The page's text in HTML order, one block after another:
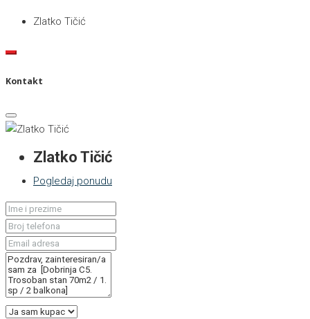
Zlatko Tičić
Kontakt
Zlatko Tičić
Pogledaj ponudu